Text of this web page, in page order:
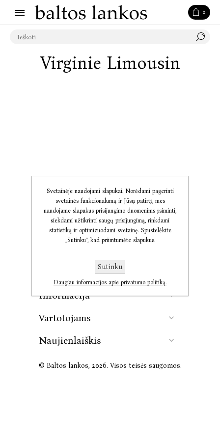
0
Virginie Limousin
Informacija
Vartotojams
Naujienlaiškis
© Baltos lankos, 2026. Visos teisės saugomos.
Svetainėje naudojami slapukai. Norėdami pagerinti
svetainės funkcionalumą ir Jūsų patirtį, mes
naudojame slapukus prisijungimo duomenims įsiminti,
siekdami užtikrinti saugų prisijungimą, rinkdami
statistiką ir optimizuodami svetainę. Spustelėkite
„Sutinku“, kad priimtumėte slapukus.
Sutinku
Daugiau informacijos apie privatumo politiką.